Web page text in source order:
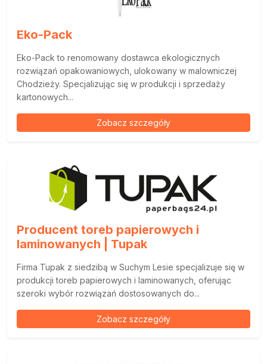
Eko-Pack
Eko-Pack to renomowany dostawca ekologicznych
rozwiązań opakowaniowych, ulokowany w malowniczej
Chodzieży. Specjalizując się w produkcji i sprzedaży
kartonowych...
Zobacz szczegóły
Producent toreb papierowych i
laminowanych | Tupak
Firma Tupak z siedzibą w Suchym Lesie specjalizuje się w
produkcji toreb papierowych i laminowanych, oferując
szeroki wybór rozwiązań dostosowanych do...
Zobacz szczegóły